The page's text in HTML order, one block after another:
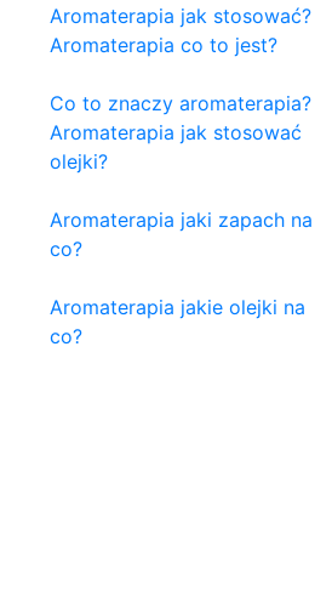
Aromaterapia jak stosować?
Aromaterapia co to jest?
Co to znaczy aromaterapia?
Aromaterapia jak stosować
olejki?
Aromaterapia jaki zapach na
co?
Aromaterapia jakie olejki na
co?